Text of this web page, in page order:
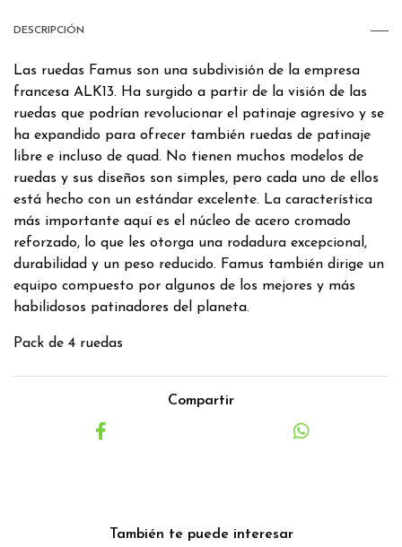
DESCRIPCIÓN
Las ruedas Famus son una subdivisión de la empresa
francesa ALK13. Ha surgido a partir de la visión de las
ruedas que podrían revolucionar el patinaje agresivo y se
ha expandido para ofrecer también ruedas de patinaje
libre e incluso de quad. No tienen muchos modelos de
ruedas y sus diseños son simples, pero cada uno de ellos
está hecho con un estándar excelente. La característica
más importante aquí es el núcleo de acero cromado
reforzado, lo que les otorga una rodadura excepcional,
durabilidad y un peso reducido. Famus también dirige un
equipo compuesto por algunos de los mejores y más
habilidosos patinadores del planeta.
Pack de 4 ruedas
Compartir
También te puede interesar